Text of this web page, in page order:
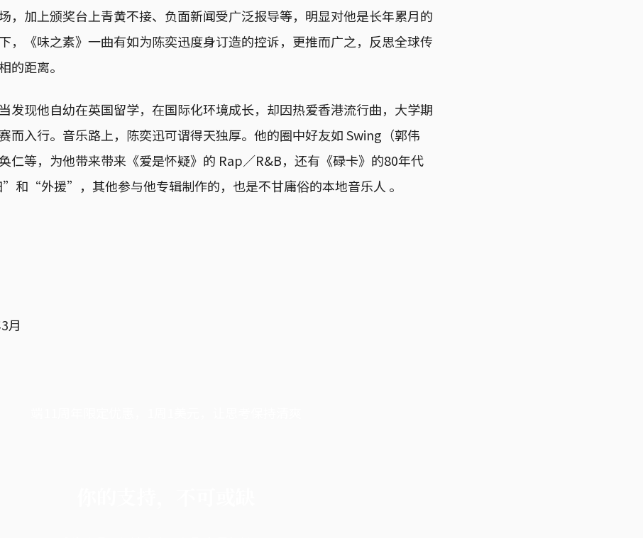
，加上颁奖台上青黄不接、负面新闻受广泛报导等，明显对他是长年累月的
，《味之素》一曲有如为陈奕迅度身订造的控诉，更推而广之，反思全球传
的距离。
发现他自幼在英国留学，在国际化环境成长，却因热爱香港流行曲，大学期
而入行。音乐路上，陈奕迅可谓得天独厚。他的圈中好友如 Swing（郭伟
仁等，为他带来带来《爱是怀疑》的 Rap／R&B，还有《碌卡》的80年代
和“外援”，其他参与他专辑制作的，也是不甘庸俗的本地音乐人 。
月